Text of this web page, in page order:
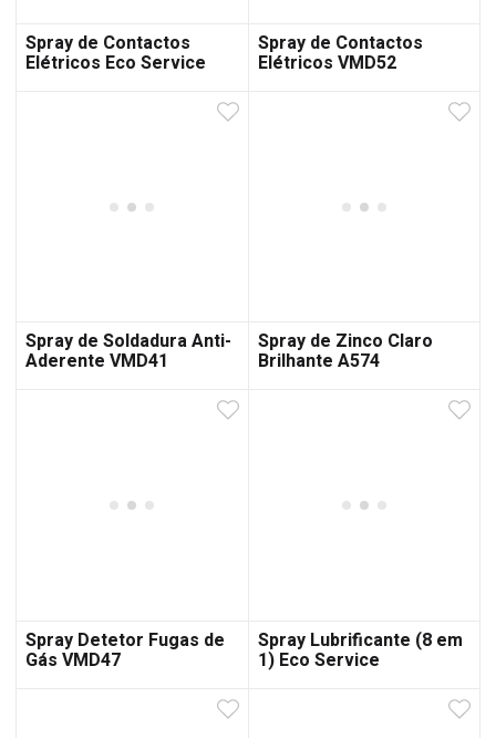
Spray de Contactos
Elétricos Eco Service
Spray de Contactos
Elétricos VMD52
Spray de Soldadura Anti-
Aderente VMD41
Spray de Zinco Claro
Brilhante A574
Spray Detetor Fugas de
Gás VMD47
Spray Lubrificante (8 em
1) Eco Service